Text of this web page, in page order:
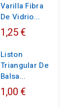
Varilla Fibra
De Vidrio...
1,25 €
Liston
Triangular De
Balsa...
1,00 €